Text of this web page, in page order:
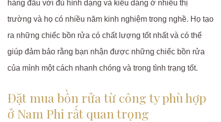
hàng đầu với đủ hình dạng và kiểu dáng ở nhiều thị
trường và họ có nhiều năm kinh nghiệm trong nghề. Họ tạo
ra những chiếc bồn rửa có chất lượng tốt nhất và có thể
giúp đảm bảo rằng bạn nhận được những chiếc bồn rửa
của mình một cách nhanh chóng và trong tình trạng tốt.
Đặt mua bồn rửa từ công ty phù hợp
ở Nam Phi rất quan trọng